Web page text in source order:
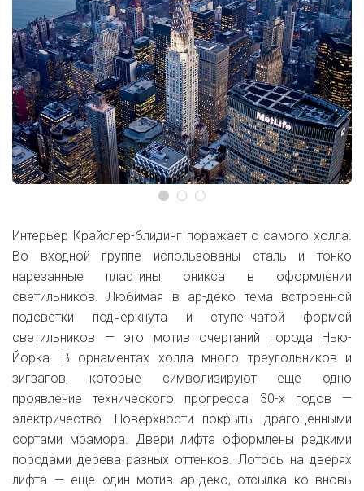
Интерьер Крайслер-блидинг поражает с самого холла.
Во входной группе использованы сталь и тонко
нарезанные пластины оникса в оформлении
светильников. Любимая в ар-деко тема встроенной
подсветки подчеркнута и ступенчатой формой
светильников — это мотив очертаний города Нью-
Йорка. В орнаментах холла много треугольников и
зигзагов, которые символизируют еще одно
проявление технического прогресса 30-х годов —
электричество. Поверхности покрыты драгоценными
сортами мрамора. Двери лифта оформлены редкими
породами дерева разных оттенков. Лотосы на дверях
лифта — еще один мотив ар-деко, отсылка ко вновь